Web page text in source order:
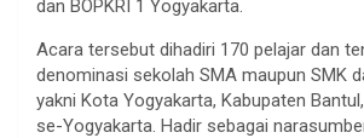
dan BOPKRI 1 Yogyakarta.
Acara tersebut dihadiri 170 pelajar dan
denominasi sekolah SMA maupun SMK
yakni Kota Yogyakarta, Kabupaten
se-Yogyakarta. Hadir sebagai